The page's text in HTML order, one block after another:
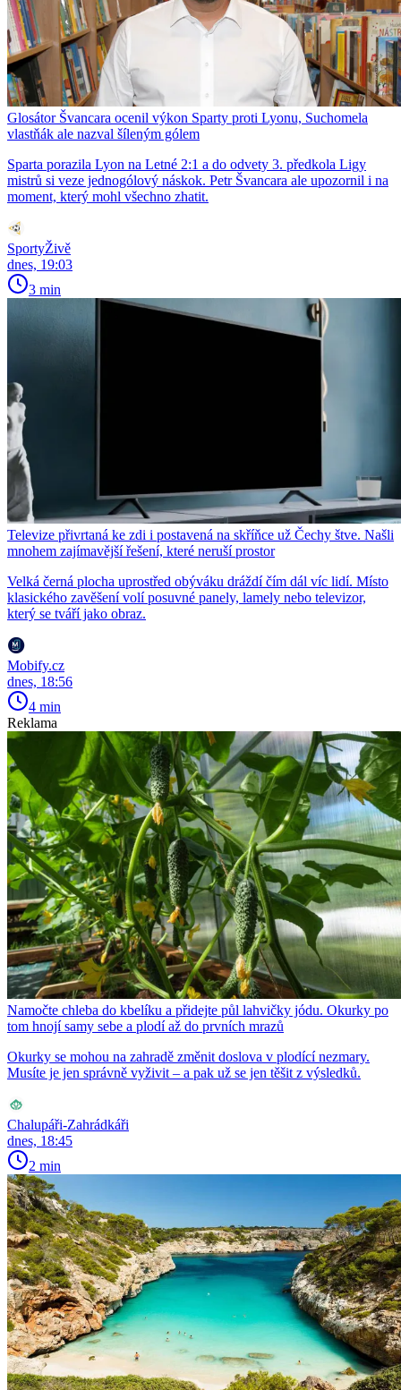
Glosátor Švancara ocenil výkon Sparty proti Lyonu, Suchomela
vlastňák ale nazval šíleným gólem
Sparta porazila Lyon na Letné 2:1 a do odvety 3. předkola Ligy
mistrů si veze jednogólový náskok. Petr Švancara ale upozornil i na
moment, který mohl všechno zhatit.
SportyŽivě
dnes, 19:03
3 min
Televize přivrtaná ke zdi i postavená na skříňce už Čechy štve. Našli
mnohem zajímavější řešení, které neruší prostor
Velká černá plocha uprostřed obýváku dráždí čím dál víc lidí. Místo
klasického zavěšení volí posuvné panely, lamely nebo televizor,
který se tváří jako obraz.
Mobify.cz
dnes, 18:56
4 min
Reklama
Namočte chleba do kbelíku a přidejte půl lahvičky jódu. Okurky po
tom hnojí samy sebe a plodí až do prvních mrazů
Okurky se mohou na zahradě změnit doslova v plodící nezmary.
Musíte je jen správně vyživit – a pak už se jen těšit z výsledků.
Chalupáři-Zahrádkáři
dnes, 18:45
2 min